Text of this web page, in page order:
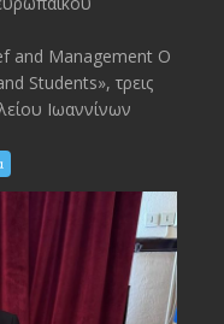
and Management O
Students», τρεις
Ιωαννίνων